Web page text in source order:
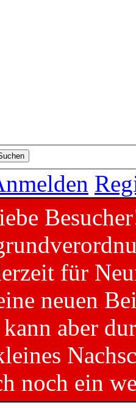
für
neuen
aber
noch ein